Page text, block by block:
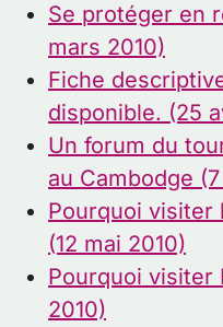
Se protéger en
mars 2010)
Fiche
disponible. (25
Un forum du
au Cambodge
Pourquoi visiter
(12 mai 2010)
Pourquoi visiter
2010)